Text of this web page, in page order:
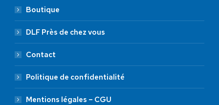
Boutique
DLF Près de chez vous
Contact
Politique de confidentialité
Mentions légales – CGU